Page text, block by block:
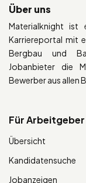
Über uns
Materialknight ist
Karriereportal mit
Bergbau und
Jobanbieter die
Bewerber aus allen
Für Arbeitgeber
Übersicht
Kandidatensuche
Jobanzeigen